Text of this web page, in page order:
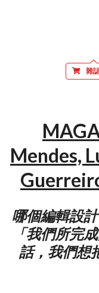
雜
Mendes,
哪個編輯設
「我們所完
話，我們想